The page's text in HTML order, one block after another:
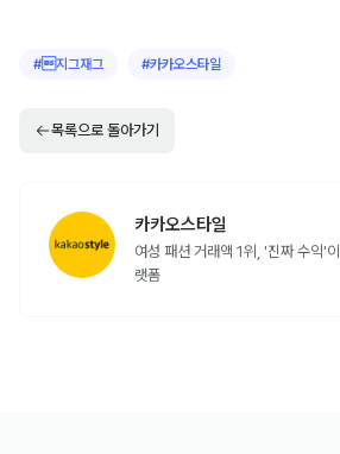
#지그재그 #카카오스타일
목록으로 돌아가기
카카오스타일
여성 패션 거래액 1위, '진짜 수익'
랫폼